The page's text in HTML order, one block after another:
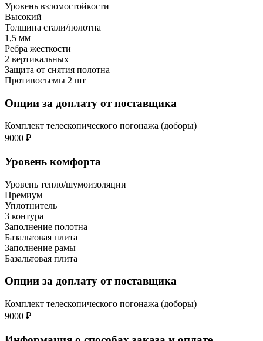
Уровень взломостойкости
Высокий
Толщина стали/полотна
1,5 мм
Ребра жесткости
2 вертикальных
Защита от снятия полотна
Противосъемы 2 шт
Опции за доплату от поставщика
Комплект телескопического погонажа (доборы)
9000 ₽
Уровень комфорта
Уровень тепло/шумоизоляции
Премиум
Уплотнитель
3 контура
Заполнение полотна
Базальтовая плита
Заполнение рамы
Базальтовая плита
Опции за доплату от поставщика
Комплект телескопического погонажа (доборы)
9000 ₽